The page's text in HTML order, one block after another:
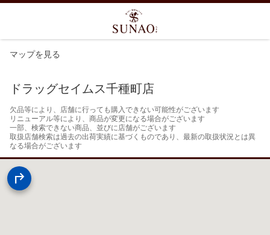
マップを見る
ドラッグセイムス千種町店
欠品等により、店舗に行っても購入できない可能性がございます
リニューアル等により、商品が変更になる場合がございます
一部、検索できない商品、並びに店舗がございます
取扱店舗検索は過去の出荷実績に基づくものであり、最新の取扱状況とは異
なる場合がございます